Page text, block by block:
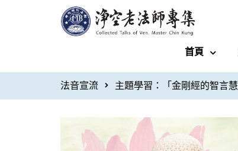
首頁
法音宣流 主題學習：「金剛經的智言慧